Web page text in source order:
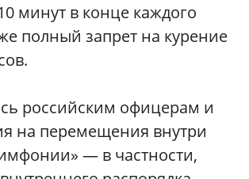
минут в конце каждого
полный запрет на курение
российским офицерам и
на перемещения внутри
— в частности,